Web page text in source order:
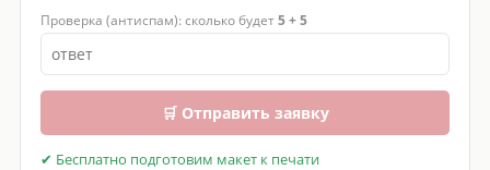
Проверка (антиспам): сколько будет5 + 5
🛒 Отправить заявку
✔ Бесплатно подготовим макет к печати